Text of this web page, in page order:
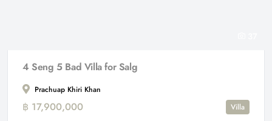
4 Seng 5 Bad Villa for Salg
Prachuap Khiri Khan
฿ 17,900,000
Villa